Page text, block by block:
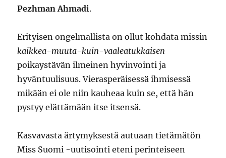
Pezhman Ahmadi.
Erityisen ongelmallista on ollut kohdata missin
kaikkea-muuta-kuin-vaaleatukkaisen
poikaystävän ilmeinen hyvinvointi ja
hyväntuulisuus. Vierasperäisessä ihmisessä
mikään ei ole niin kauheaa kuin se, että hän
pystyy elättämään itse itsensä.
Kasvavasta ärtymyksestä autuaan tietämätön
Miss Suomi -uutisointi eteni perinteiseen